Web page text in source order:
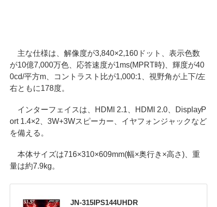
主な仕様は、解像度が3,840×2,160ドット、表示色数
が10億7,000万色、応答速度が1ms(MPRT時)、輝度が40
0cd/平方m、コントラスト比が1,000:1、視野角が上下/左
右ともに178度。
インターフェイスは、HDMI 2.1、HDMI 2.0、DisplayP
ort 1.4×2、3W+3Wスピーカー、イヤフォンジャックなど
を備える。
本体サイズは716×310×609mm(幅×奥行き×高さ)、重
量は約7.9kg。
JN-315IPS144UHDR